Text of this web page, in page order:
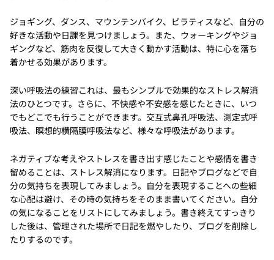
ジョギング、ダンス、マウンテンバイク、ピラティスなど、自分の
好きな活動や日課を見つけましょう。また、ウォーキングやジョ
ギングなど、筋肉を反復して大きく動かす活動は、特に心を落ち
着かせる効果があります。
深い呼吸法の練習これは、最もシンプルで効果的なストレス解消
法のひとつです。さらに、不快感や不安感を感じたときに、いつ
でもどこでも行うことができます。交互式鼻孔呼吸法、測定式呼
吸法、瞑想的横隔膜呼吸法など、様々な呼吸法があります。
ネガティブな考えやストレスを書き出す感じたことや感情を書き
留めることは、ストレス解消になります。日記やブログなどで自
分の気持ちを表現してみましょう。自分を表現することへの些細
な心配は避け、その時の気持ちをそのまま書いてください。自分
の気になることをリストにしてみましょう。書き終えてすっきり
した後は、管理された場所で日記を燃やしたり、ブログを削除し
たりするのです。